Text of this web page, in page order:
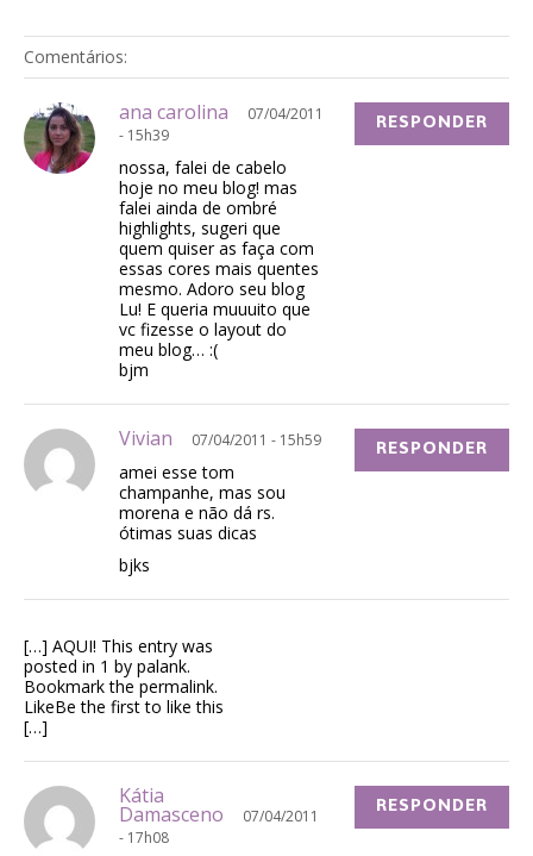
Comentários:
ana carolina
07/04/2011
- 15h39
nossa, falei de cabelo
hoje no meu blog! mas
falei ainda de ombré
highlights, sugeri que
quem quiser as faça com
essas cores mais quentes
mesmo. Adoro seu blog
Lu! E queria muuuito que
vc fizesse o layout do
meu blog… :(
bjm
RESPONDER
Vivian 07/04/2011 - 15h59
amei esse tom
champanhe, mas sou
morena e não dá rs.
ótimas suas dicas
bjks
RESPONDER
[…] AQUI! This entry was
posted in 1 by palank.
Bookmark the permalink.
LikeBe the first to like this
[…]
Kátia
Damasceno
07/04/2011
- 17h08
RESPONDER